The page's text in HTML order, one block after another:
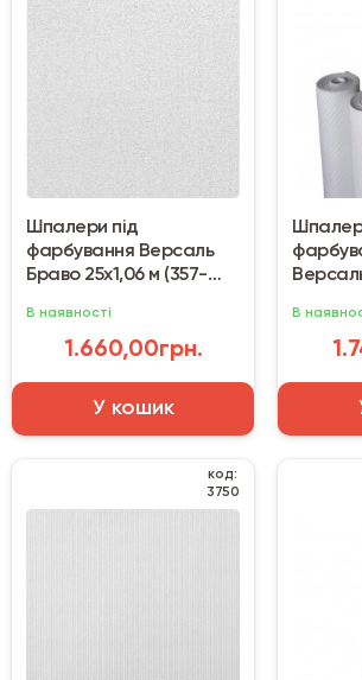
Шпалери під
фарбування Версаль
Браво 25х1,06 м (357-
В наявності
1.660,00грн.
У кошик
Версаль Браво
В
код:
3750